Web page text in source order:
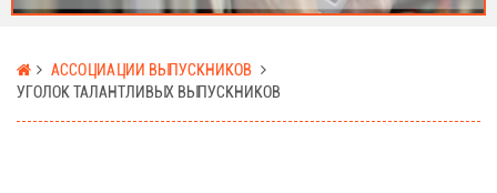
АССОЦИАЦИИ ВЫПУСКНИКОВ
УГОЛОК ТАЛАНТЛИВЫХ ВЫПУСКНИКОВ